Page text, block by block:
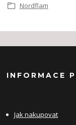
Nordflam
INFORMACE
Jak nakupovat